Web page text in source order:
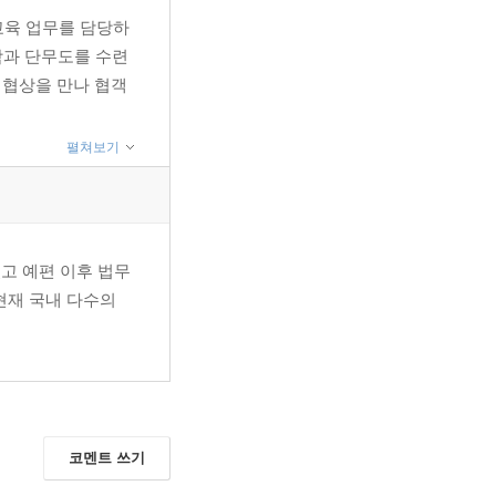
업무를 담당하
단무도를 수련
상을 만나 협객
펼쳐보기
예편 이후 법무
재 국내 다수의
코멘트 쓰기